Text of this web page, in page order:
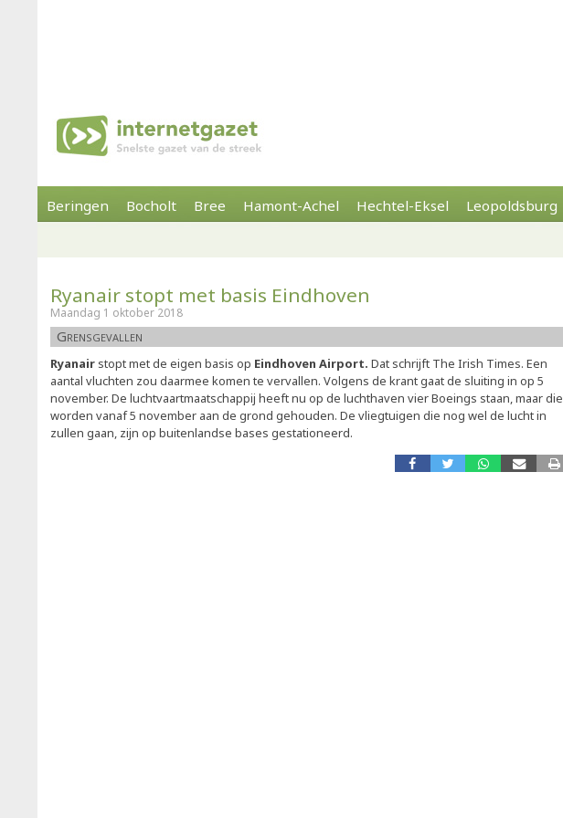
Beringen Bocholt Bree Hamont-Achel Hechtel-Eksel Leopoldsburg
Ryanair stopt met basis Eindhoven
Maandag 1 oktober 2018
Grensgevallen
Ryanair stopt met de eigen basis op Eindhoven Airport. Dat schrijft The Irish Times. Een
aantal vluchten zou daarmee komen te vervallen. Volgens de krant gaat de sluiting in op 5
november. De luchtvaartmaatschappij heeft nu op de luchthaven vier Boeings staan, maar die
worden vanaf 5 november aan de grond gehouden. De vliegtuigen die nog wel de lucht in
zullen gaan, zijn op buitenlandse bases gestationeerd.